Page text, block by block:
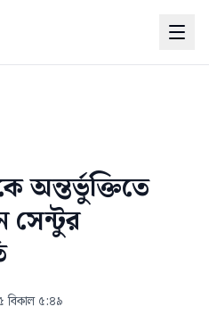
অন্তর্ভুক্তিতে
সেন্টুর
বিকাল ৫:৪৯